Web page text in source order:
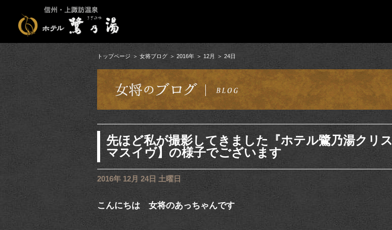
トップページ 女将ブログ 2016年 12月 24日
先ほど私が撮影してきました『ホテル鷺乃湯クリス
マスイヴ】の様子でございます
2016年 12月 24日 土曜日
こんにちは 女将のあっちゃんです